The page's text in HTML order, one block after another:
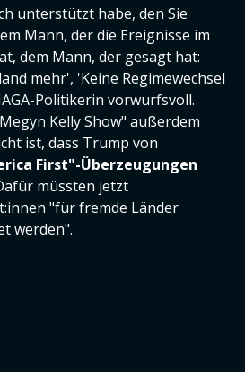
unterstützt habe, den Sie
Mann, der die Ereignisse im
dem Mann, der gesagt hat:
mehr', 'Keine Regimewechsel
Politikerin vorwurfsvoll.
Kelly Show" außerdem
ist, dass Trump von
First"-Überzeugungen
müssten jetzt
"für fremde Länder
werden".